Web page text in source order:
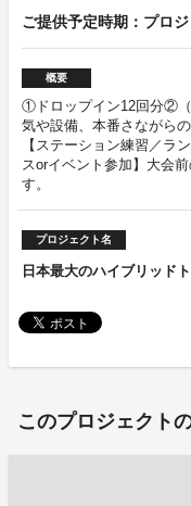
ご提供予定時期：プロ
概要
①ドロップイン12回分②（
気や設備、本番さながら
【ステーション練習／ラ
スorイベント参加】大会
す。
プロジェクト名
日本最大のハイブリッド
このプロジェクト